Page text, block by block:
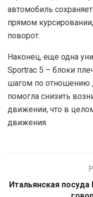
автомобиль
прямом
поворот.
Наконец, еще одна
Sportrac 5 – блоки
шагом по отношению
помогла снизить
движении, что в
движения.
Итальянская